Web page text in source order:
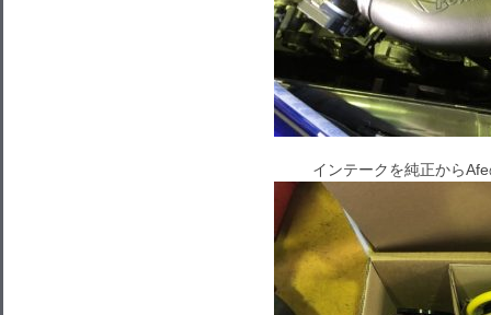
インテークを純正から